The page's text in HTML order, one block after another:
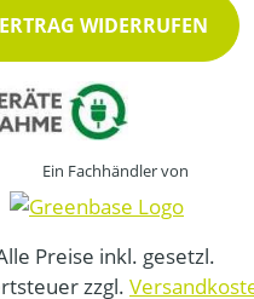
WIDERRUFEN
Ein Fachhändler von
Preise inkl. gesetzl.
zzgl.